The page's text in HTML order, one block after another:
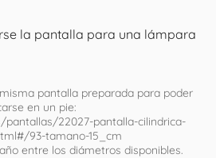
la pantalla para una lámpara
pantalla preparada para poder
en un pie:
22027-pantalla-cilindrica-
93-tamano-15_cm
entre los diámetros disponibles.